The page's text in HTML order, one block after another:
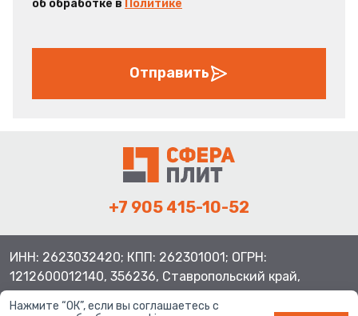
об обработке в Политике
Отправить
+7 905 415-10-52
ИНН: 2623032420; КПП: 262301001; ОГРН:
1212600012140, 356236, Ставропольский край,
Нажмите “ОК”, если вы соглашаетесь с